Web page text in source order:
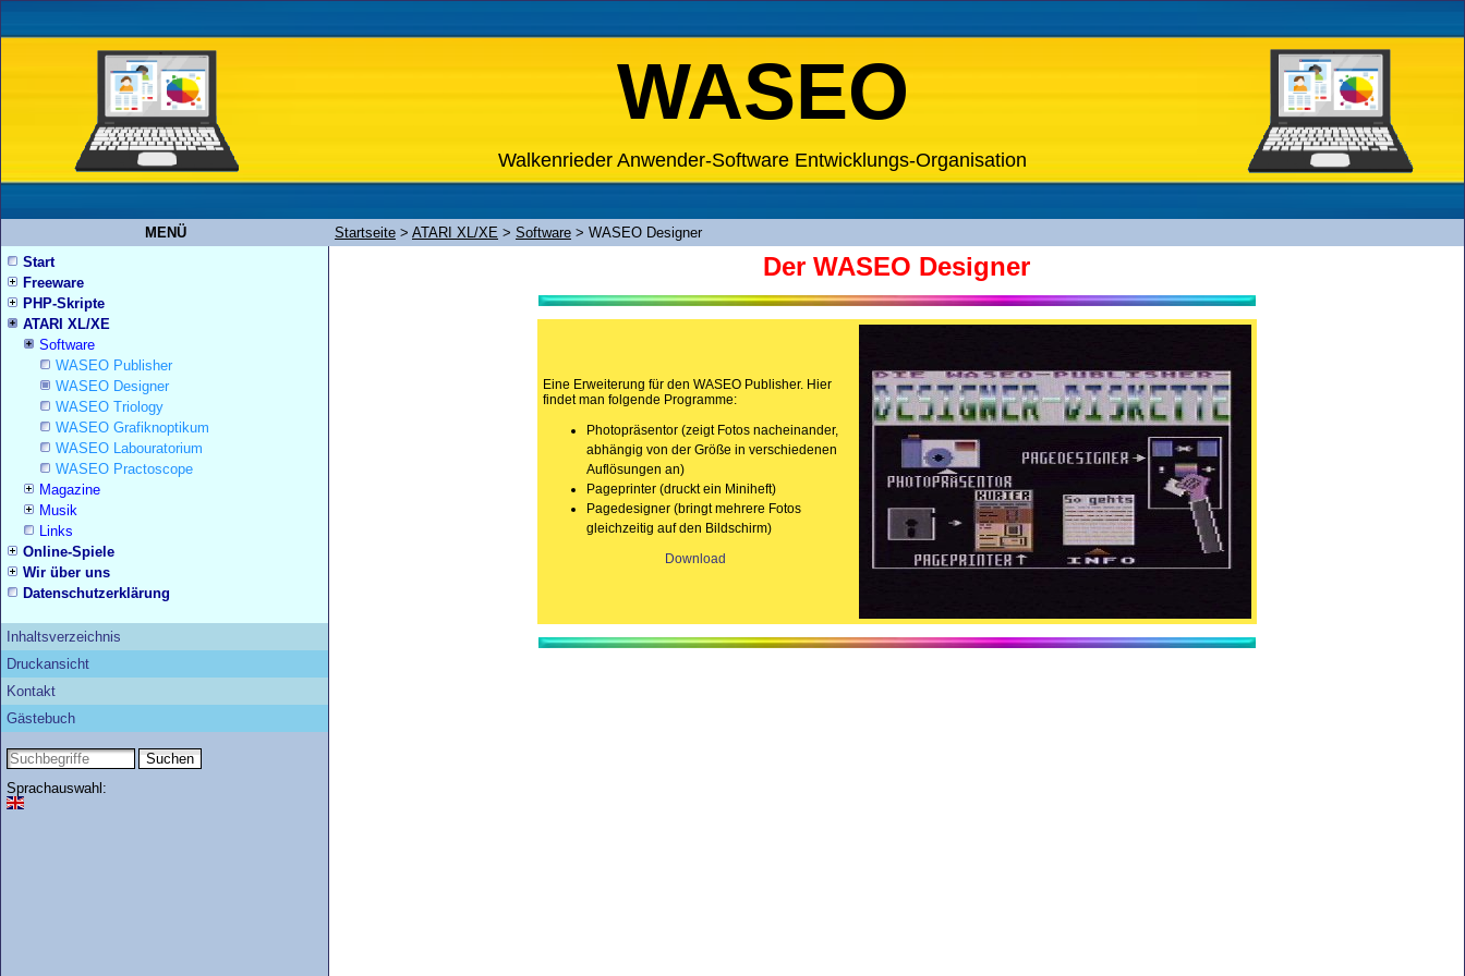
WASEO
Walkenrieder Anwender-Software Entwicklungs-Organisation
MENÜ Startseite > ATARI XL/XE > Software > WASEO Designer
Start
Freeware
PHP-Skripte
ATARI XL/XE
Software
WASEO Publisher
WASEO Designer
WASEO Triology
WASEO Grafiknoptikum
WASEO Labouratorium
WASEO Practoscope
Magazine
Musik
Links
Online-Spiele
Wir über uns
Datenschutzerklärung
Inhaltsverzeichnis
Druckansicht
Kontakt
Gästebuch
Sprachauswahl:
Der WASEO Designer
Eine Erweiterung für den WASEO Publisher. Hier
findet man folgende Programme:
Photopräsentor (zeigt Fotos nacheinander,
abhängig von der Größe in verschiedenen
Auflösungen an)
Pageprinter (druckt ein Miniheft)
Pagedesigner (bringt mehrere Fotos
gleichzeitig auf den Bildschirm)
Download